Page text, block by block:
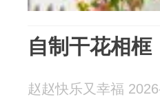
自制干花相
赵赵快乐又幸福